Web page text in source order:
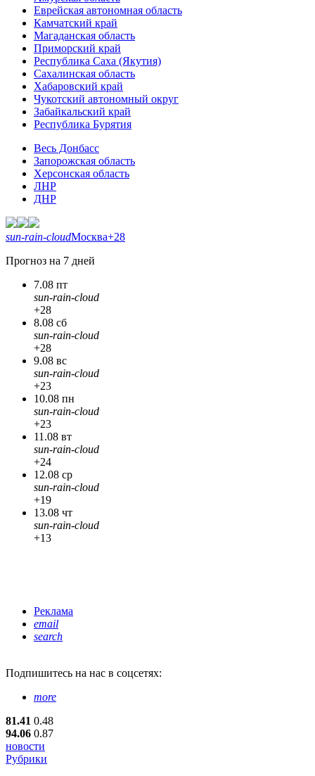
Еврейская автономная область
Камчатский край
Магаданская область
Приморский край
Республика Саха (Якутия)
Сахалинская область
Хабаровский край
Чукотский автономный округ
Забайкальский край
Республика Бурятия
Весь Донбасс
Запорожская область
Херсонская область
ЛНР
ДНР
sun-rain-cloudМосква+28
Прогноз на 7 дней
7.08 пт
sun-rain-cloud
+28
8.08 сб
sun-rain-cloud
+28
9.08 вс
sun-rain-cloud
+23
10.08 пн
sun-rain-cloud
+23
11.08 вт
sun-rain-cloud
+24
12.08 ср
sun-rain-cloud
+19
13.08 чт
sun-rain-cloud
+13
Реклама
email
search
Подпишитесь на нас в соцсетях:
more
81.41 0.48
94.06 0.87
новости
Рубрики